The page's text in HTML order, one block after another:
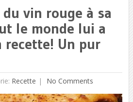
vin rouge à sa
le monde lui a
recette! Un pur
Recette No Comments